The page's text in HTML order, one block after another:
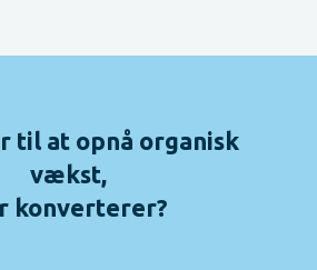
til at opnå organisk
vækst,
konverterer?